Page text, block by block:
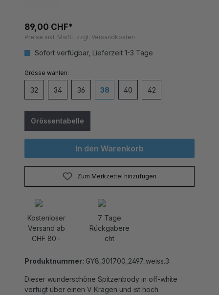
Preise inkl. MwSt. zzgl. Versandkosten
Sofort verfügbar, Lieferzeit 1-3 Tage
32 34 36 38 40 42
Grössentabelle
In den Warenkorb
Zum Merkzettel hinzufügen
Kostenloser
Versand ab
CHF 80.-
7 Tage
Rückgabere
cht
verfügt über einen V Kragen und ist hoch
geschlossen. Sein oberer Bereich ist aber trotzdem